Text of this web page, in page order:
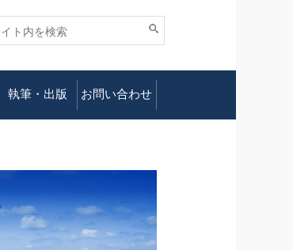
執筆・出版 お問い合わせ